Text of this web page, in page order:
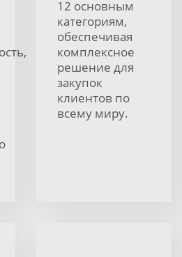
12 основным
категориям,
обеспечивая
комплексное
решение для
закупок
клиентов по
всему миру.